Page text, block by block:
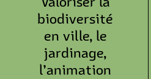
biodiversité
en ville, le
jardinage,
l’animation